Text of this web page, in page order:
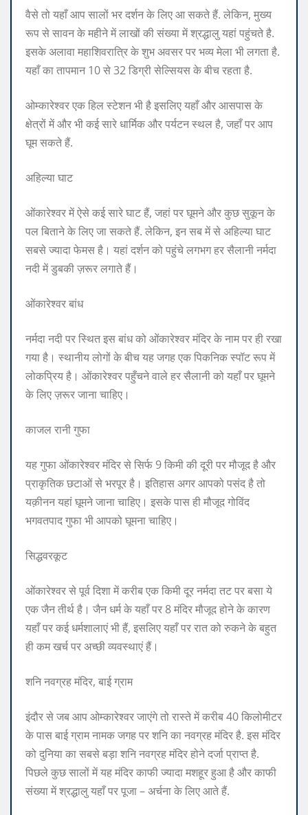
वैसे तो यहाँ आप सालों भर दर्शन के लिए आ सकते हैं. लेकिन, मुख्य
रूप से सावन के महीने में लाखों की संख्या में श्रद्धालु यहां पहुंचते है.
इसके अलावा महाशिवरात्रि के शुभ अवसर पर भव्य मेला भी लगता है.
यहाँ का तापमान 10 से 32 डिग्री सेल्सियस के बीच रहता है.
ओम्कारेश्वर एक हिल स्टेशन भी है इसलिए यहाँ और आसपास के
क्षेत्रों में और भी कई सारे धार्मिक और पर्यटन स्थल है, जहाँ पर आप
घूम सकते हैं.
अहिल्या घाट
ओंकारेश्वर में ऐसे कई सारे घाट हैं, जहां पर घूमने और कुछ सुकून के
पल बिताने के लिए जा सकते हैं. लेकिन, इन सब में से अहिल्या घाट
सबसे ज्यादा फेमस है। यहां दर्शन को पहुंचे लगभग हर सैलानी नर्मदा
नदी में डुबकी ज़रूर लगाते हैं।
ओंकारेश्वर बांध
नर्मदा नदी पर स्थित इस बांध को ओंकारेश्वर मंदिर के नाम पर ही रखा
गया है। स्थानीय लोगों के बीच यह जगह एक पिकनिक स्पॉट रूप में
लोकप्रिय है। ओंकारेश्वर पहुँचने वाले हर सैलानी को यहाँ पर घूमने
के लिए ज़रूर जाना चाहिए।
काजल रानी गुफा
यह गुफा ओंकारेश्वर मंदिर से सिर्फ 9 किमी की दूरी पर मौजूद है और
प्राकृतिक छटाओं से भरपूर है। इतिहास अगर आपको पसंद है तो
यक़ीनन यहां घूमने जाना चाहिए। इसके पास ही मौजूद गोविंद
भगवतपाद गुफा भी आपको घूमना चाहिए।
सिद्धवरकूट
ओंकारेश्वर से पूर्व दिशा में करीब एक किमी दूर नर्मदा तट पर बसा ये
एक जैन तीर्थ है। जैन धर्म के यहाँ पर 8 मंदिर मौजूद होने के कारण
यहाँ पर कई धर्मशालाएं भी हैं, इसलिए यहाँ पर रात को रुकने के बहुत
ही कम खर्च पर अच्छी व्यवस्थाएं हैं।
शनि नवग्रह मंदिर, बाई ग्राम
इंदौर से जब आप ओम्कारेश्वर जाएंगे तो रास्ते में करीब 40 किलोमीटर
के पास बाई ग्राम नामक जगह पर शनि का नवग्रह मंदिर है. इस मंदिर
को दुनिया का सबसे बड़ा शनि नवग्रह मंदिर होने दर्जा प्राप्त है.
पिछले कुछ सालों में यह मंदिर काफी ज्यादा मशहूर हुआ है और काफी
संख्या में श्रद्धालु यहाँ पर पूजा – अर्चना के लिए आते हैं.